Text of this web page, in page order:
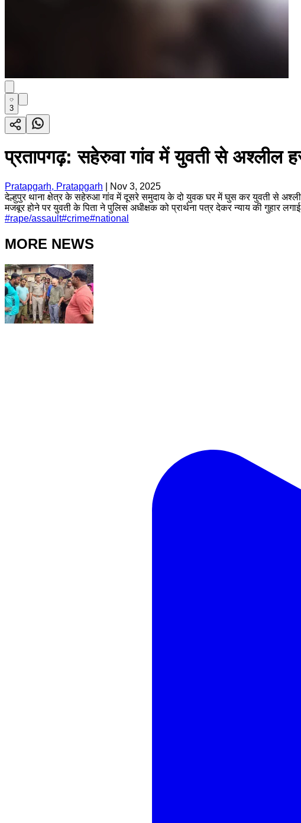
3
प्रतापगढ़: सहेरुवा गांव में युवती से अश्लील
Pratapgarh, Pratapgarh
Nov 3, 2025
देल्हुपुर थाना क्षेत्र के सहेरुआ गांव में दूसरे समुदाय के दो युवक घर में घुस कर युवती से
मजबूर होने पर युवती के पिता ने पुलिस अधीक्षक को प्रार्थना पत्र देकर न्याय की गुहार
#rape/assault#crime#national
MORE NEWS